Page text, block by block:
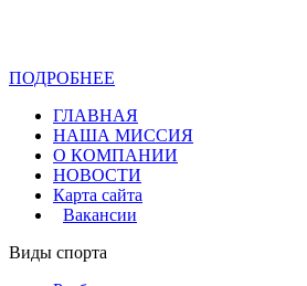
ПОДРОБНЕЕ
ГЛАВНАЯ
НАША МИССИЯ
О КОМПАНИИ
НОВОСТИ
Карта сайта
Вакансии
Виды спорта